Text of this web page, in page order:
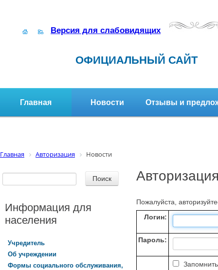
Версия для слабовидящих
ОФИЦИАЛЬНЫЙ САЙТ
Главная Новости Отзывы и
Главная Авторизация Новости
Пожалуйста,
Логин:
Пароль:
Информация для
населения
Учредитель
Об учреждении
Формы социального обслуживания,